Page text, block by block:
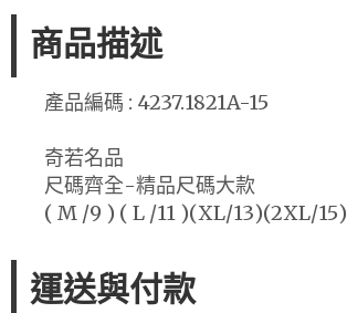
商品描述
產品編碼 : 4237.1821A-15
奇若名品
尺碼齊全-精品尺碼大款
( M /9 ) ( L /11 )(XL/13)(2XL/15)
運送與付款